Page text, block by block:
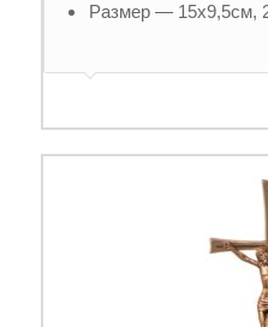
Размер — 15х9,5см,